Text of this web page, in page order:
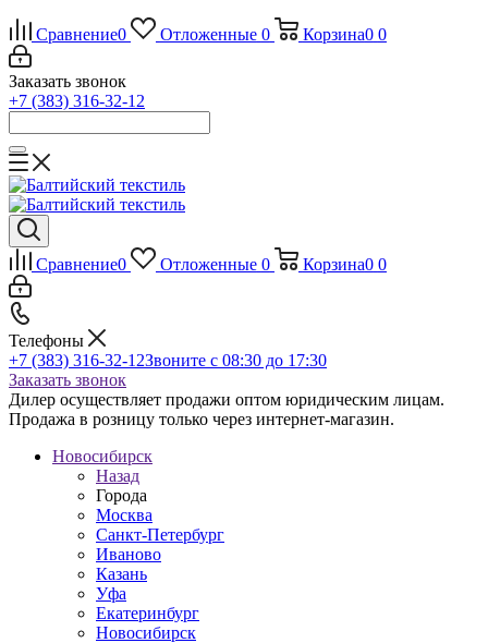
Сравнение0 Отложенные 0 Корзина0 0
Заказать звонок
+7 (383) 316-32-12
Сравнение0 Отложенные 0 Корзина0 0
Телефоны
+7 (383) 316-32-12Звоните с 08:30 до 17:30
Заказать звонок
Дилер осуществляет продажи оптом юридическим лицам.
Продажа в розницу только через интернет-магазин.
Новосибирск
Назад
Города
Москва
Санкт-Петербург
Иваново
Казань
Уфа
Екатеринбург
Новосибирск